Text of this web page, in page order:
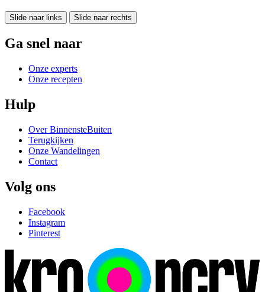
Slide naar links Slide naar rechts
Ga snel naar
Onze experts
Onze recepten
Hulp
Over BinnensteBuiten
Terugkijken
Onze Wandelingen
Contact
Volg ons
Facebook
Instagram
Pinterest